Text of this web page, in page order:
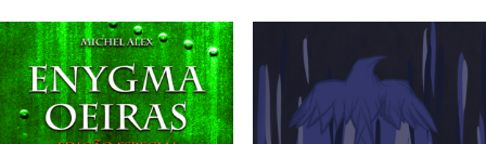
PROMOÇÃO! PROMOÇÃO!